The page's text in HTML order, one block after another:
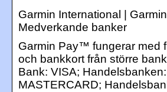
Garmin International |
Medverkande banker
Garmin Pay™ fungerar med
och bankkort från större
Bank: VISA; Handelsbanken:
MASTERCARD;